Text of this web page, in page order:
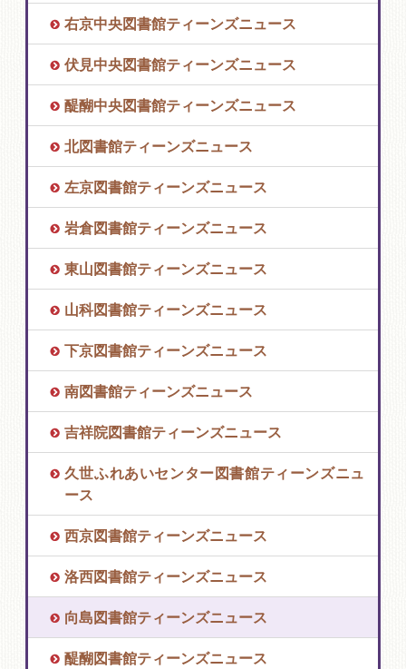
右京中央図書館ティーンズニュース
伏見中央図書館ティーンズニュース
醍醐中央図書館ティーンズニュース
北図書館ティーンズニュース
左京図書館ティーンズニュース
岩倉図書館ティーンズニュース
東山図書館ティーンズニュース
山科図書館ティーンズニュース
下京図書館ティーンズニュース
南図書館ティーンズニュース
吉祥院図書館ティーンズニュース
久世ふれあいセンター図書館ティーンズニュ
ース
西京図書館ティーンズニュース
洛西図書館ティーンズニュース
向島図書館ティーンズニュース
醍醐図書館ティーンズニュース